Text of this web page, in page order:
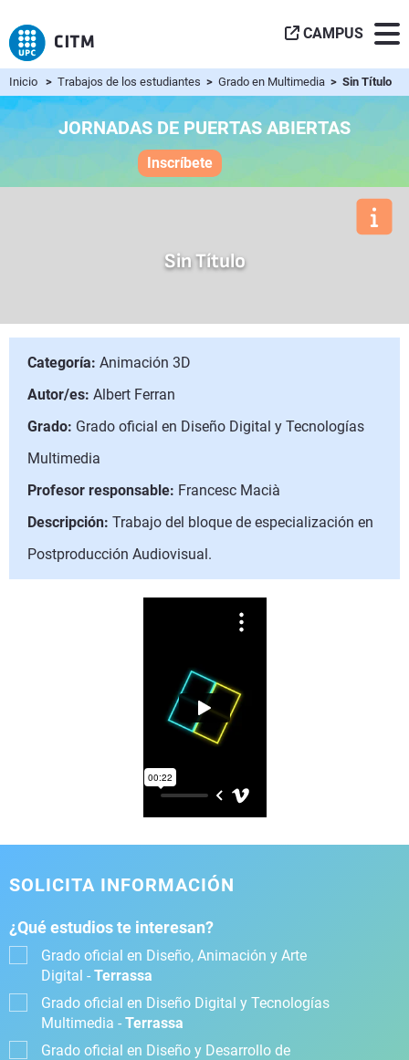
CAMPUS
Inicio > Trabajos de los estudiantes > Grado en Multimedia > Sin Título
JORNADAS DE PUERTAS ABIERTAS
Inscríbete
Sin Título
Categoría: Animación 3D
Autor/es: Albert Ferran
Grado: Grado oficial en Diseño Digital y Tecnologías
Multimedia
Profesor responsable: Francesc Macià
Descripción: Trabajo del bloque de especialización en
Postproducción Audiovisual.
SOLICITA INFORMACIÓN
¿Qué estudios te interesan?
Grado oficial en Diseño, Animación y Arte
Digital - Terrassa
Grado oficial en Diseño Digital y Tecnologías
Multimedia - Terrassa
Grado oficial en Diseño y Desarrollo de